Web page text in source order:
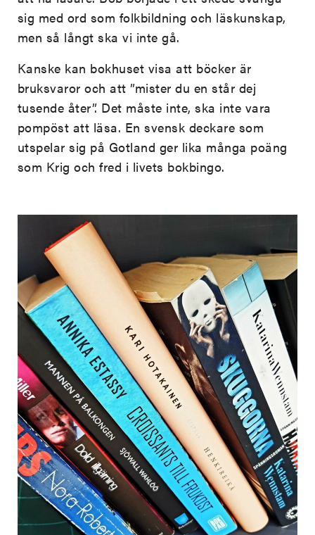
sig med ord som folkbildning och läskunskap,
men så långt ska vi inte gå.
Kanske kan bokhuset visa att böcker är
bruksvaror och att ”mister du en står dej
tusende åter”. Det måste inte, ska inte vara
pompöst att läsa. En svensk deckare som
utspelar sig på Gotland ger lika många poäng
som Krig och fred i livets bokbingo.